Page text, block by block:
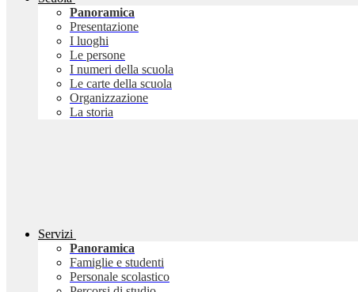
Panoramica
Presentazione
I luoghi
Le persone
I numeri della scuola
Le carte della scuola
Organizzazione
La storia
Servizi
Panoramica
Famiglie e studenti
Personale scolastico